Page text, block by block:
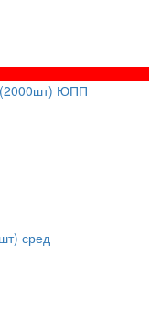
(2000шт) ЮПП
сред